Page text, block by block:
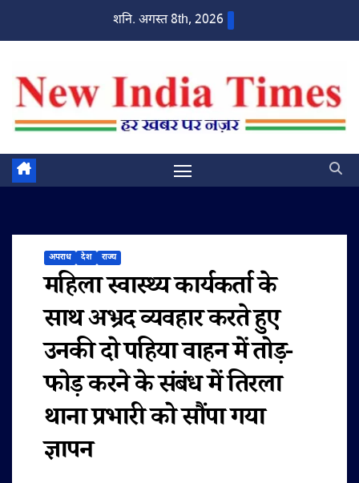
शनि. अगस्त 8th, 2026
अपराध देश राज्य
महिला स्वास्थ्य कार्यकर्ता के
साथ अभ्रद व्यवहार करते हुए
उनकी दो पहिया वाहन में तोड़-
फोड़ करने के संबंध में तिरला
थाना प्रभारी को सौंपा गया
ज्ञापन